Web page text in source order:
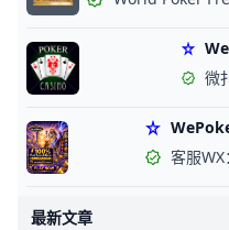
微
客服
最新文章